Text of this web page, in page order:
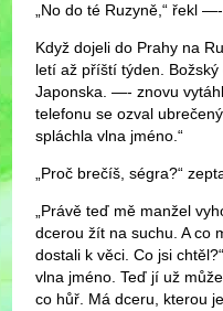
„No do té Ruzyně,“ řekl
Když dojeli do Prahy na
letí až příští týden.
Japonska. —- znovu
telefonu se ozval
spláchla vlna jméno.“
„Proč brečíš, ségra?“
„Právě teď mě manžel
dcerou žít na suchu. A co
dostali k věci. Co jsi
vlna jméno. Teď jí už
co hůř. Má dceru, kterou